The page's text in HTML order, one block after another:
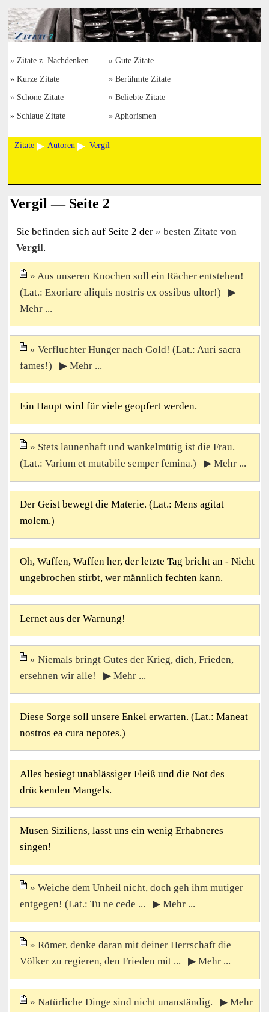
Zitate z. Nachdenken Gute Zitate
Kurze Zitate Berühmte Zitate
Schöne Zitate Beliebte Zitate
Schlaue Zitate Aphorismen
Zitate Autoren Vergil
Vergil — Seite 2
Sie befinden sich auf Seite 2 der
besten Zitate von
Vergil.
Aus unseren Knochen soll ein Rächer entstehen!
(Lat.: Exoriare aliquis nostris ex ossibus ultor!) ▶
Mehr ...
Verfluchter Hunger nach Gold! (Lat.: Auri sacra
fames!) ▶ Mehr ...
Ein Haupt wird für viele geopfert werden.
Stets launenhaft und wankelmütig ist die Frau.
(Lat.: Varium et mutabile semper femina.) ▶ Mehr ...
Der Geist bewegt die Materie. (Lat.: Mens agitat
molem.)
Oh, Waffen, Waffen her, der letzte Tag bricht an - Nicht
ungebrochen stirbt, wer männlich fechten kann.
Lernet aus der Warnung!
Niemals bringt Gutes der Krieg, dich, Frieden,
ersehnen wir alle! ▶ Mehr ...
Diese Sorge soll unsere Enkel erwarten. (Lat.: Maneat
nostros ea cura nepotes.)
Alles besiegt unablässiger Fleiß und die Not des
drückenden Mangels.
Musen Siziliens, lasst uns ein wenig Erhabneres
singen!
Weiche dem Unheil nicht, doch geh ihm mutiger
entgegen! (Lat.: Tu ne cede ... ▶ Mehr ...
Römer, denke daran mit deiner Herrschaft die
Völker zu regieren, den Frieden mit ... ▶ Mehr ...
Natürliche Dinge sind nicht unanständig. ▶ Mehr